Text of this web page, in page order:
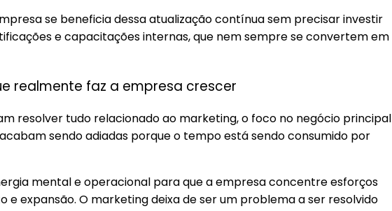
se beneficia dessa atualização contínua sem precisar investir
e capacitações internas, que nem sempre se convertem em
realmente faz a empresa crescer
resolver tudo relacionado ao marketing, o foco no negócio principal
sendo adiadas porque o tempo está sendo consumido por
mental e operacional para que a empresa concentre esforços
e expansão. O marketing deixa de ser um problema a ser resolvido